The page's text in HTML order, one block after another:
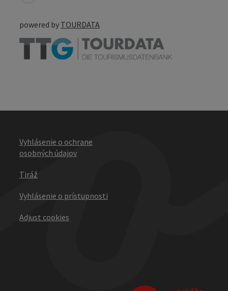
powered by TOURDATA
Vyhlásenie o ochrane
osobných údajov
Tiráž
Vyhlásenie o prístupnosti
Adjust cookies